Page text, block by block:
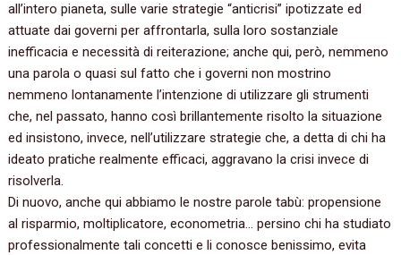
all’intero pianeta, sulle varie strategie “anticrisi” ipotizzate ed
attuate dai governi per affrontarla, sulla loro sostanziale
inefficacia e necessità di reiterazione; anche qui, però, nemmeno
una parola o quasi sul fatto che i governi non mostrino
nemmeno lontanamente l’intenzione di utilizzare gli strumenti
che, nel passato, hanno così brillantemente risolto la situazione
ed insistono, invece, nell’utilizzare strategie che, a detta di chi ha
ideato pratiche realmente efficaci, aggravano la crisi invece di
risolverla.
Di nuovo, anche qui abbiamo le nostre parole tabù: propensione
al risparmio, moltiplicatore, econometria… persino chi ha studiato
professionalmente tali concetti e li conosce benissimo, evita